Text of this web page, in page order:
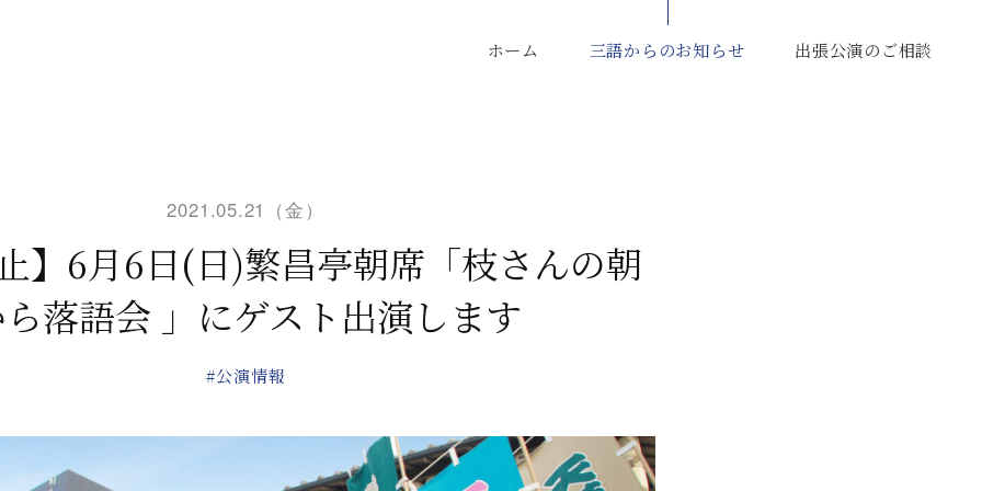
ホーム 三語からのお知らせ 出張公演のご相談
2021.05.21（金）
】6月6日(日)繁昌亭朝席「枝さんの朝
落語会 」にゲスト出演します
#公演情報